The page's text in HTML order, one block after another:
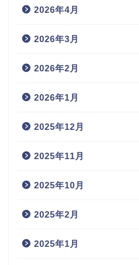
2026年4月
2026年3月
2026年2月
2026年1月
2025年12月
2025年11月
2025年10月
2025年2月
2025年1月